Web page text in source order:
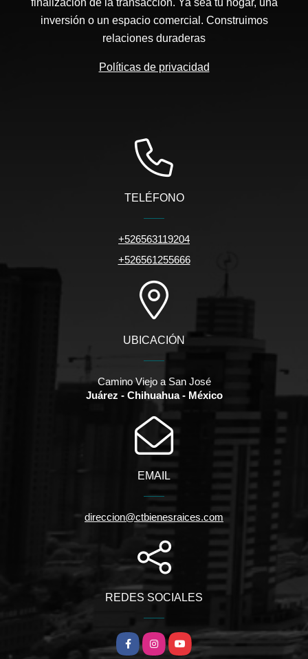
finalización de la transacción. Ya sea tu hogar, una
inversión o un espacio comercial. Construimos
relaciones duraderas
Políticas de privacidad
TELÉFONO
+526563119204
+526561255666
UBICACIÓN
Camino Viejo a San José
Juárez - Chihuahua - México
EMAIL
direccion@ctbienesraices.com
REDES SOCIALES
FacebookInstagramYouTube